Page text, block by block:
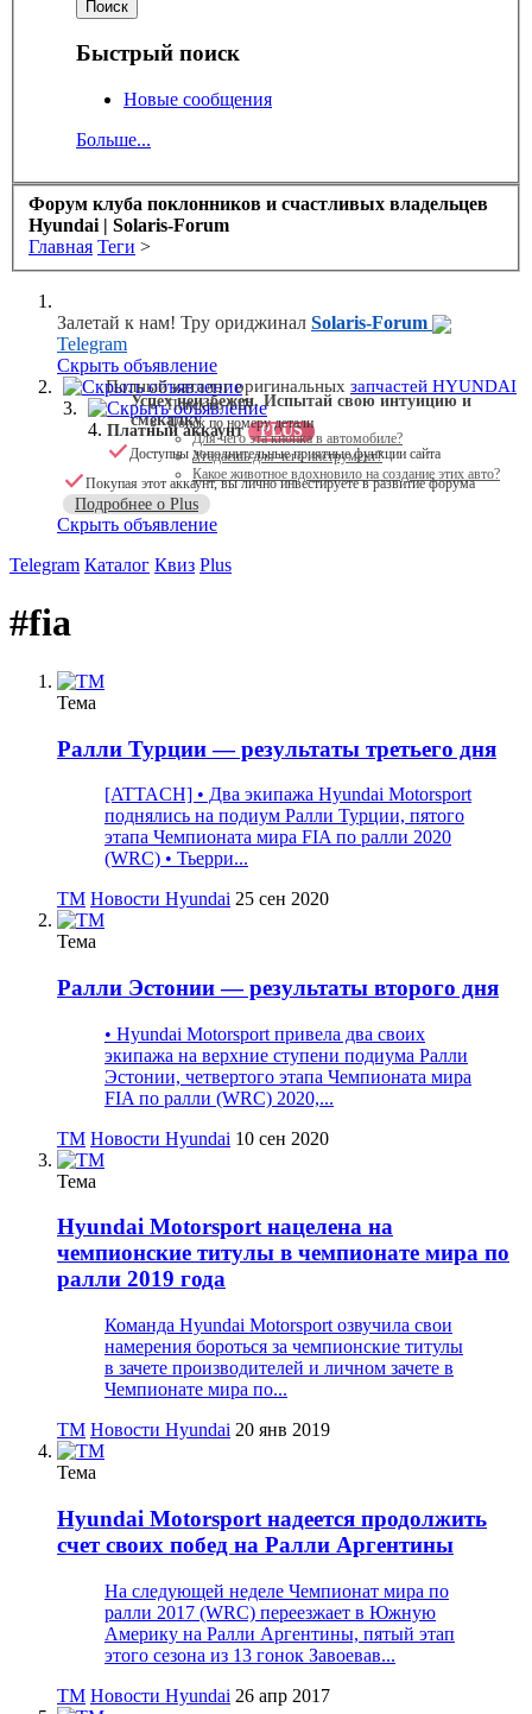
Быстрый поиск
Новые сообщения
Больше...
Форум клуба поклонников и счастливых владельцев
Hyundai | Solaris-Forum
Главная Теги >
Залетай к нам! Тру ориджинал Solaris-Forum
Telegram
Скрыть объявление
Полный каталог оригинальных запчастей HYUNDAI
Поиск по VIN
Поиск по номеру детали
Скрыть объявление
Успех неизбежен. Испытай свою интуицию и
смекалку
Для чего эта кнопка в автомобиле?
Угадаешь для чего инструмент?
Какое животное вдохновило на создание этих авто?
Скрыть объявление
Платный аккаунт PLUS
Доступны дополнительные приятные функции сайта
Покупая этот аккаунт, вы лично инвестируете в развитие форума
Подробнее о Plus
Скрыть объявление
Telegram Каталог Квиз Plus
#fia
Тема
Ралли Турции — результаты третьего дня
[ATTACH] • Два экипажа Hyundai Motorsport
поднялись на подиум Ралли Турции, пятого
этапа Чемпионата мира FIA по ралли 2020
(WRC) • Тьерри...
TM Новости Hyundai 25 сен 2020
Тема
Ралли Эстонии — результаты второго дня
• Hyundai Motorsport привела два своих
экипажа на верхние ступени подиума Ралли
Эстонии, четвертого этапа Чемпионата мира
FIA по ралли (WRC) 2020,...
TM Новости Hyundai 10 сен 2020
Тема
Hyundai Motorsport нацелена на
чемпионские титулы в чемпионате мира по
ралли 2019 года
Команда Hyundai Motorsport озвучила свои
намерения бороться за чемпионские титулы
в зачете производителей и личном зачете в
Чемпионате мира по...
TM Новости Hyundai 20 янв 2019
Тема
Hyundai Motorsport надеется продолжить
счет своих побед на Ралли Аргентины
На следующей неделе Чемпионат мира по
ралли 2017 (WRC) переезжает в Южную
Америку на Ралли Аргентины, пятый этап
этого сезона из 13 гонок Завоевав...
TM Новости Hyundai 26 апр 2017